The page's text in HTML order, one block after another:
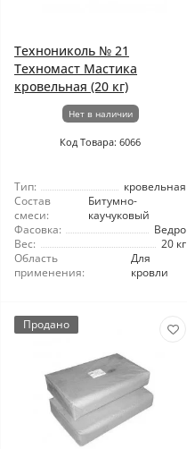
Технониколь № 21
Техномаст Мастика
кровельная (20 кг)
Нет в наличии
Код Товара: 6066
Тип:
кровельная
Состав
смеси:
Битумно-
каучуковый
Фасовка:
Ведро
Вес:
20 кг
Область
применения:
Для
кровли
Продано